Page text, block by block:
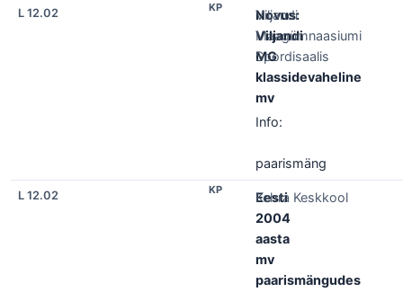
L 12.02 KP
Novus:
Viljandi
MG
klassidevaheline
mv
Info:
paarismäng
Viljandi
Maagümnaasiumi
Spordisaalis
L 12.02 KP
Eesti
2004
aasta
mv
paarismängudes
Kehra Keskkool